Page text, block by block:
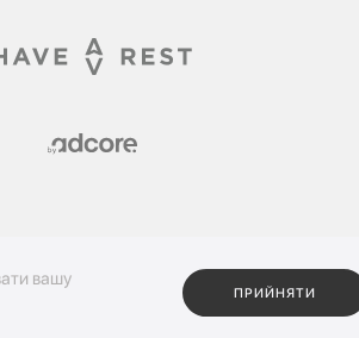
вашу
ПРИЙНЯТИ